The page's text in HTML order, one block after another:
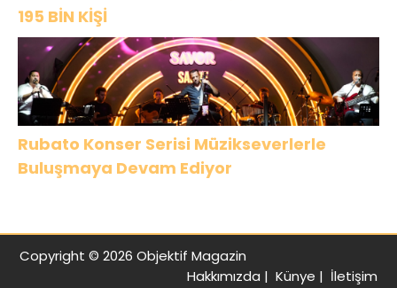
195 BİN KİŞİ
Rubato Konser Serisi Müzikseverlerle
Buluşmaya Devam Ediyor
Copyright © 2026 Objektif Magazin
Hakkımızda | Künye | İletişim